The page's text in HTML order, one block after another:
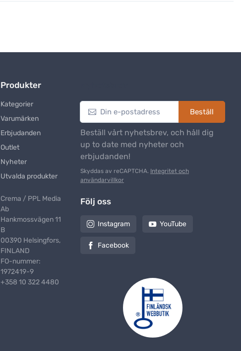
Produkter
Kategorier
Varumärken
Erbjudanden
Outlet
Nyheter
Utvalda produkter
Crema / PPL Media
Ab
Hankmossvägen 11
B
00390 Helsingfors,
FINLAND
FO-nummer:
1972419-9
+358 10 322 4480
Beställ
Beställ vårt nyhetsbrev, och håll dig
up to date med nyheter och
erbjudanden!
Skyddas av reCAPTCHA. Integritet och
användarvillkor
Följ oss
Instagram YouTube
Facebook